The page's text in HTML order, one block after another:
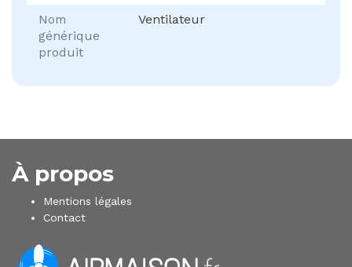
Nom
générique
produit
Ventilateur
À propos
Mentions légales
Contact